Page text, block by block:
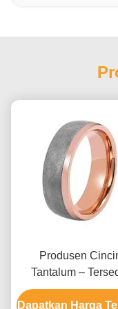
Produsen
Tantalum –
Desain Polos
Tangan OEM
Dapatkan Harga